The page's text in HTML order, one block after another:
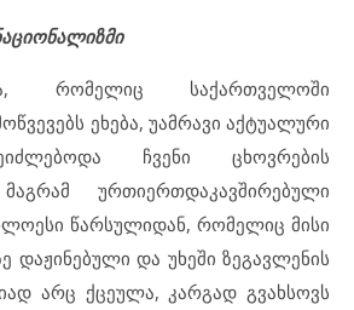
რომელიც საქართველოში
ეხება, უამრავი აქტუალური
ჩვენი ცხოვრების
ურთიერთდაკავშირებული
წარსულიდან, რომელიც მისი
დაჟინებული და უხეში ზეგავლენის
არც ქცეულა, კარგად გვახსოვს